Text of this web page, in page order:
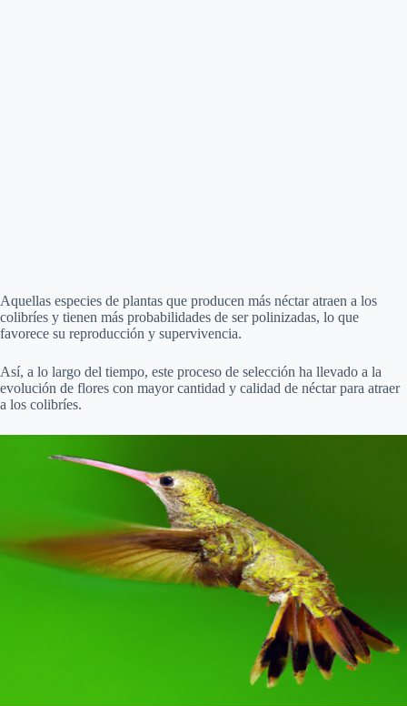
Aquellas especies de plantas que producen más néctar atraen a los
colibríes y tienen más probabilidades de ser polinizadas, lo que
favorece su reproducción y supervivencia.
Así, a lo largo del tiempo, este proceso de selección ha llevado a la
evolución de flores con mayor cantidad y calidad de néctar para atraer
a los colibríes.